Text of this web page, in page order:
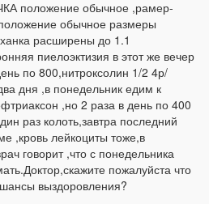
положение обычное ,рамер-
обычное размеры
расширены до 1.1
пиелоэктизия в этот же вечер
по 800,нитроксолин 1/2 4р/
дня ,в понедельник едим к
,но 2 раза в день по 400
раз колоть,завтра последний
,кровь лейкоциты тоже,в
говорит ,что с понедельника
пожалуйста что
шансы выздоровления?